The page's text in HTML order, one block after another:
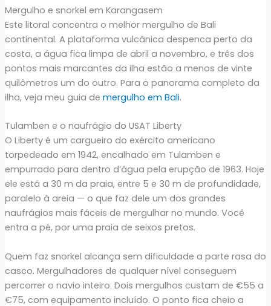
Mergulho e snorkel em Karangasem
Este litoral concentra o melhor mergulho de Bali
continental. A plataforma vulcânica despenca perto da
costa, a água fica limpa de abril a novembro, e três dos
pontos mais marcantes da ilha estão a menos de vinte
quilômetros um do outro. Para o panorama completo da
ilha, veja meu guia de mergulho em Bali.
Tulamben e o naufrágio do USAT Liberty
O Liberty é um cargueiro do exército americano
torpedeado em 1942, encalhado em Tulamben e
empurrado para dentro d’água pela erupção de 1963. Hoje
ele está a 30 m da praia, entre 5 e 30 m de profundidade,
paralelo à areia — o que faz dele um dos grandes
naufrágios mais fáceis de mergulhar no mundo. Você
entra a pé, por uma praia de seixos pretos.
Quem faz snorkel alcança sem dificuldade a parte rasa do
casco. Mergulhadores de qualquer nível conseguem
percorrer o navio inteiro. Dois mergulhos custam de €55 a
€75, com equipamento incluído. O ponto fica cheio a